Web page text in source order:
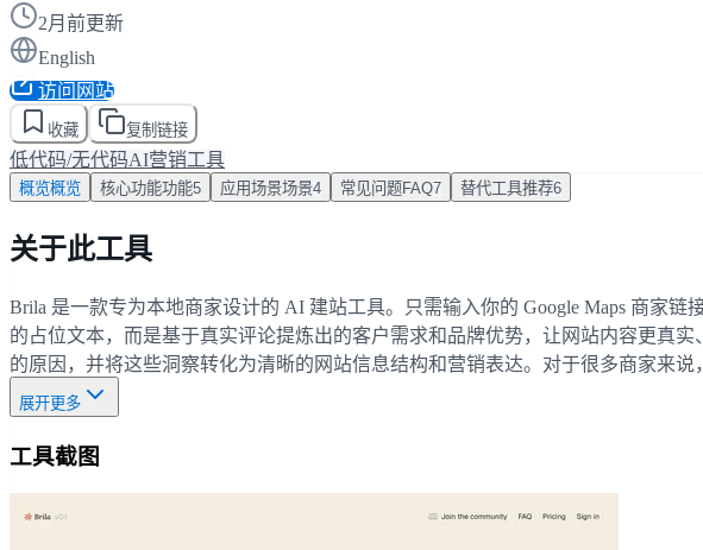
2月前更新
English
访问网站
收藏 复制链接
低代码/无代码AI营销工具
概览概览 核心功能功能5 应用场景场景4 常见问题 FAQ7 替代工具推荐6
关于此工具
Brila 是一款专为本地商家设计的 AI 建站工具。只需输入你的 Google Maps 商家
的占位文本，而是基于真实评论提炼出的客户需求和品牌优势，让网站内容更真
的原因，并将这些洞察转化为清晰的网站信息结构和营销表达。对于很多商家来
展开更多
工具截图